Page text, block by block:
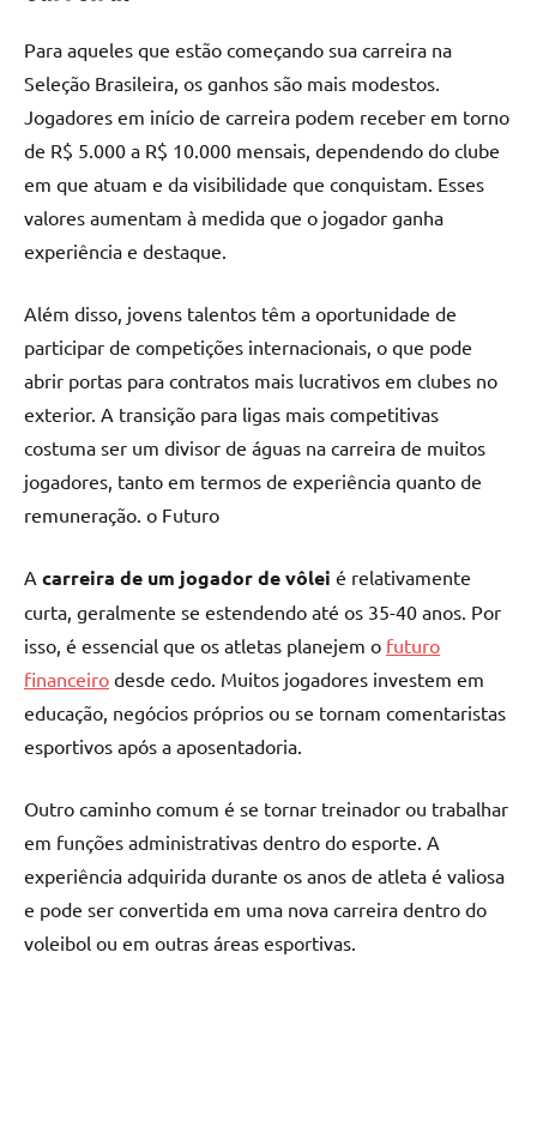
Para aqueles que estão começando sua carreira na
Seleção Brasileira, os ganhos são mais modestos.
Jogadores em início de carreira podem receber em torno
de R$ 5.000 a R$ 10.000 mensais, dependendo do clube
em que atuam e da visibilidade que conquistam. Esses
valores aumentam à medida que o jogador ganha
experiência e destaque.
Além disso, jovens talentos têm a oportunidade de
participar de competições internacionais, o que pode
abrir portas para contratos mais lucrativos em clubes no
exterior. A transição para ligas mais competitivas
costuma ser um divisor de águas na carreira de muitos
jogadores, tanto em termos de experiência quanto de
remuneração. o Futuro
A carreira de um jogador de vôlei é relativamente
curta, geralmente se estendendo até os 35-40 anos. Por
isso, é essencial que os atletas planejem o futuro
financeiro desde cedo. Muitos jogadores investem em
educação, negócios próprios ou se tornam comentaristas
esportivos após a aposentadoria.
Outro caminho comum é se tornar treinador ou trabalhar
em funções administrativas dentro do esporte. A
experiência adquirida durante os anos de atleta é valiosa
e pode ser convertida em uma nova carreira dentro do
voleibol ou em outras áreas esportivas.